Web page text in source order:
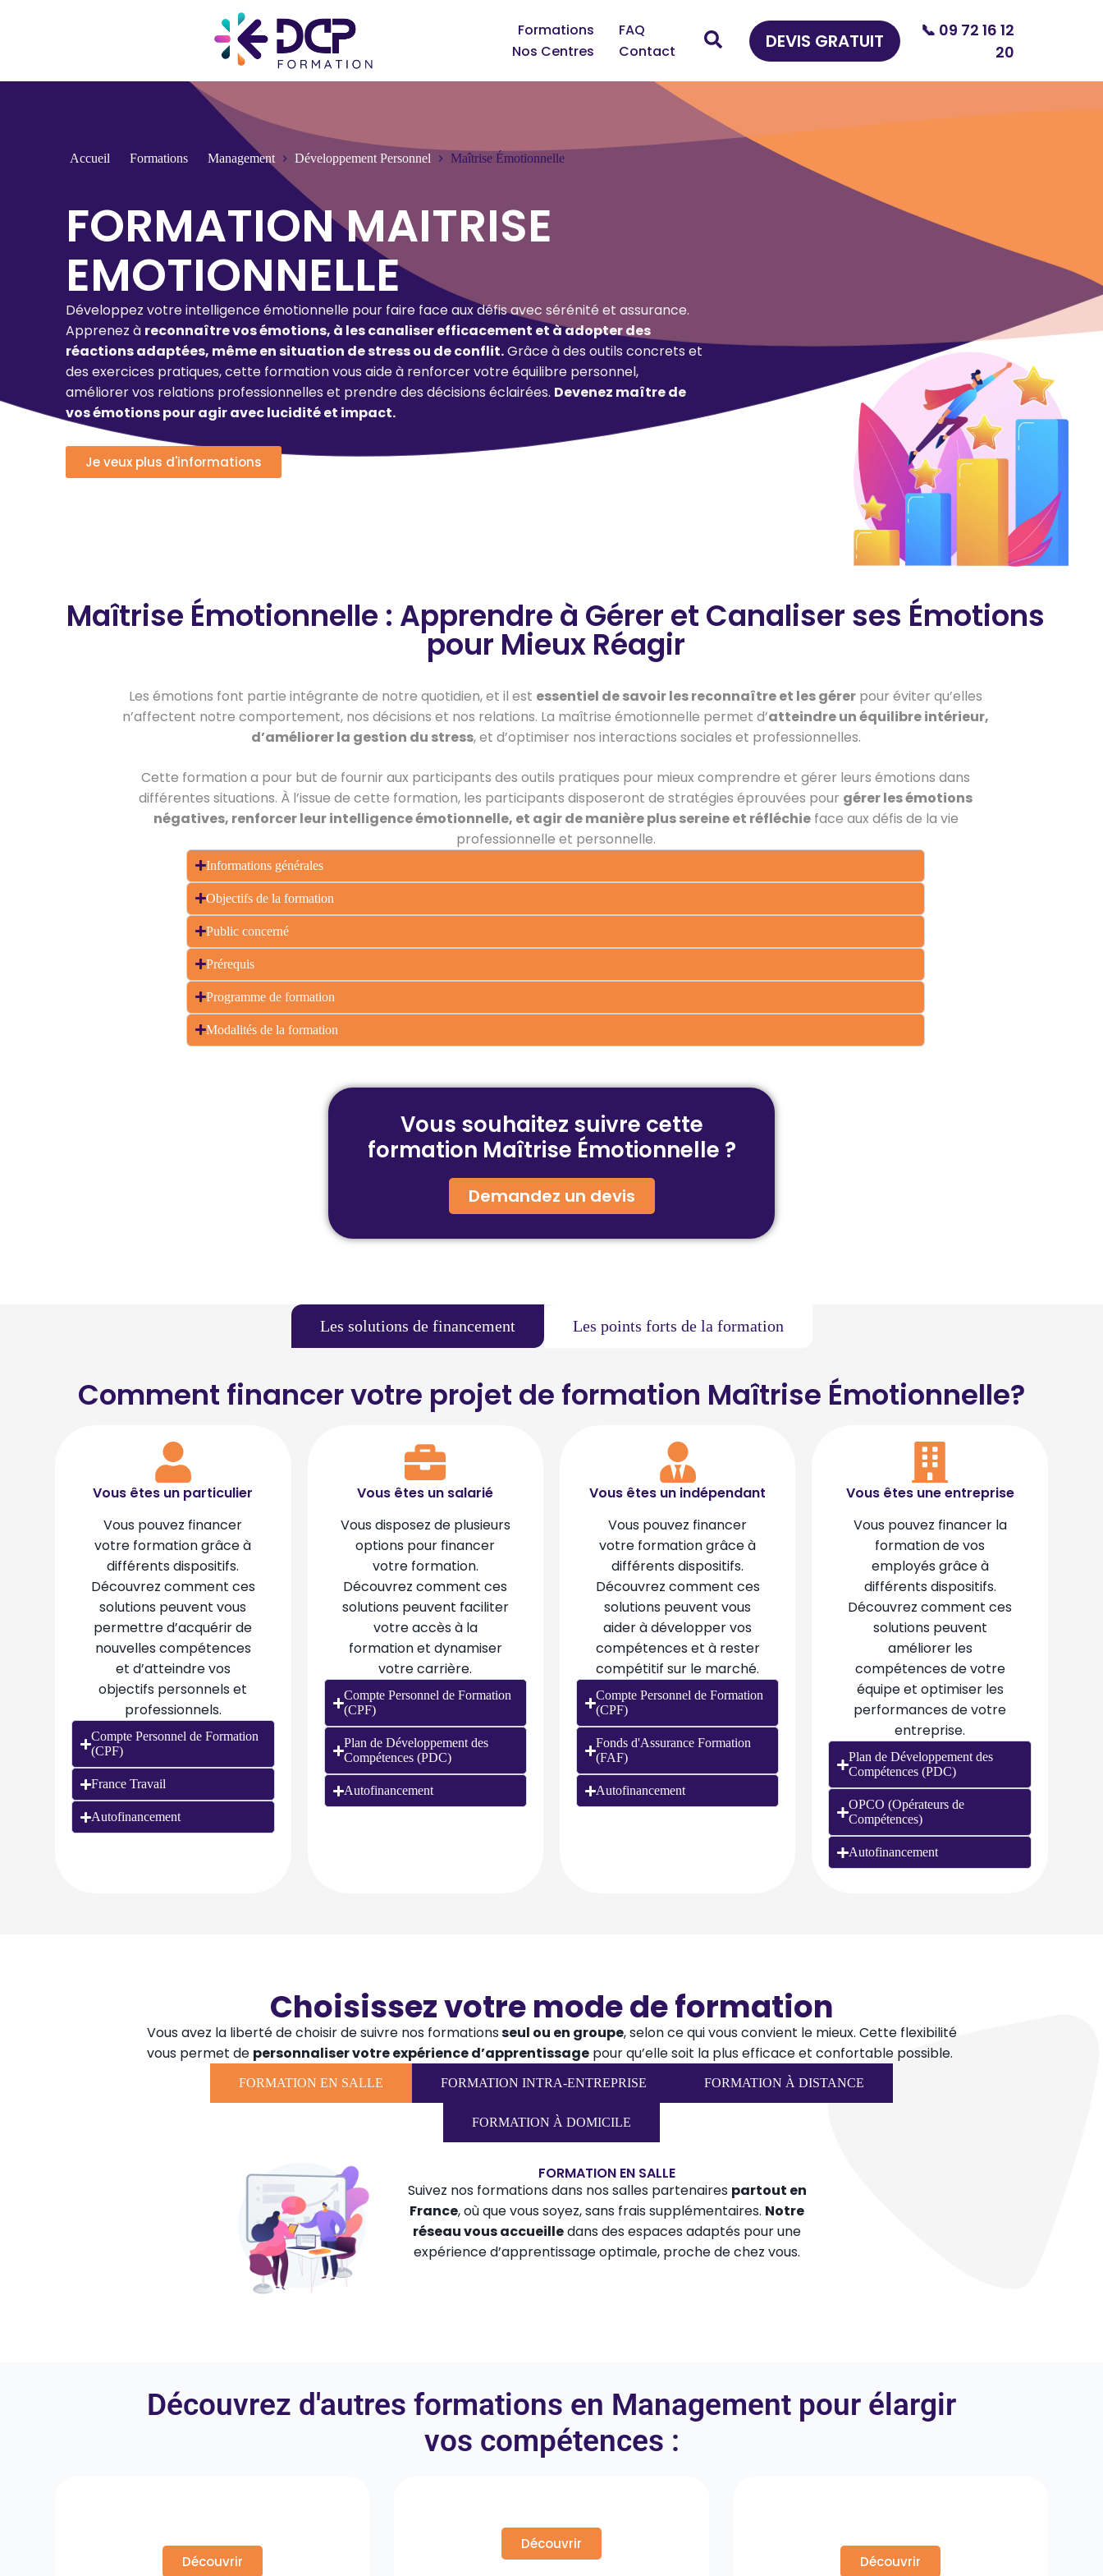
Formations
FAQ
Nos Centres
Contact DEVIS GRATUIT
📞 09 72 16 12
20
Accueil Formations Management Développement Personnel Maîtrise Émotionnelle
FORMATION MAITRISE
EMOTIONNELLE
Développez votre intelligence émotionnelle pour faire face aux défis avec sérénité et assurance.
Apprenez à reconnaître vos émotions, à les canaliser efficacement et à adopter des
réactions adaptées, même en situation de stress ou de conflit.Grâce à des outils concrets et
des exercices pratiques, cette formation vous aide à renforcer votre équilibre personnel,
améliorer vos relations professionnelles et prendre des décisions éclairées. Devenez maître de
vos émotions pour agir avec lucidité et impact.
Je veux plus d'informations
Maîtrise Émotionnelle : Apprendre à Gérer et Canaliser ses Émotions
pour Mieux Réagir
Les émotions font partie intégrante de notre quotidien, et il est essentiel de savoir les reconnaître et les gérer pour éviter qu’elles
n’affectent notre comportement, nos décisions et nos relations. La maîtrise émotionnelle permet d’atteindre un équilibre intérieur,
d’améliorer la gestion du stress, et d’optimiser nos interactions sociales et professionnelles.
Cette formation a pour but de fournir aux participants des outils pratiques pour mieux comprendre et gérer leurs émotions dans
différentes situations. À l’issue de cette formation, les participants disposeront de stratégies éprouvées pour gérer les émotions
négatives, renforcer leur intelligence émotionnelle, et agir de manière plus sereine et réfléchieface aux défis de la vie
professionnelle et personnelle.
Informations générales
Objectifs de la formation
Public concerné
Prérequis
Programme de formation
Modalités de la formation
Vous souhaitez suivre cette
formation Maîtrise Émotionnelle ?
Demandez un devis
Les solutions de financement Les points forts de la formation
Comment financer votre projet de formation Maîtrise Émotionnelle?
Vous êtes un particulier
Vous pouvez financer
votre formation grâce à
différents dispositifs.
Découvrez comment ces
solutions peuvent vous
permettre d’acquérir de
nouvelles compétences
et d’atteindre vos
objectifs personnels et
professionnels.
Compte Personnel de Formation
(CPF)
France Travail
Autofinancement
Vous êtes un salarié
Vous disposez de plusieurs
options pour financer
votre formation.
Découvrez comment ces
solutions peuvent faciliter
votre accès à la
formation et dynamiser
votre carrière.
Compte Personnel de Formation
(CPF)
Plan de Développement des
Compétences (PDC)
Autofinancement
Vous êtes un indépendant
Vous pouvez financer
votre formation grâce à
différents dispositifs.
Découvrez comment ces
solutions peuvent vous
aider à développer vos
compétences et à rester
compétitif sur le marché.
Compte Personnel de Formation
(CPF)
Fonds d'Assurance Formation
(FAF)
Autofinancement
Vous êtes une entreprise
Vous pouvez financer la
formation de vos
employés grâce à
différents dispositifs.
Découvrez comment ces
solutions peuvent
améliorer les
compétences de votre
équipe et optimiser les
performances de votre
entreprise.
Plan de Développement des
Compétences (PDC)
OPCO (Opérateurs de
Compétences)
Autofinancement
Choisissez votre mode de formation
Vous avez la liberté de choisir de suivre nos formationsseul ou en groupe, selon ce qui vous convient le mieux. Cette flexibilité
vous permet de personnaliser votre expérience d’apprentissage pour qu’elle soit la plus efficace et confortable possible.
FORMATION EN SALLE FORMATION INTRA-ENTREPRISE FORMATION À DISTANCE
FORMATION À DOMICILE
FORMATION EN SALLE
Suivez nos formations dans nos salles partenaires partout en
France, où que vous soyez, sans frais supplémentaires. Notre
réseau vous accueilledans des espaces adaptés pour une
expérience d’apprentissage optimale, proche de chez vous.
Découvrez d'autres formations en Management pour élargir
vos compétences :
Découvrir
Découvrir
Découvrir